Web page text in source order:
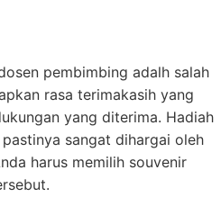
pembimbing adalh salah
rasa terimakasih yang
yang diterima. Hadiah
sangat dihargai oleh
harus memilih souvenir